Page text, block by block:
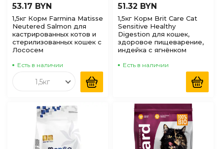
53.17 BYN
1,5кг Корм Farmina Matisse
Neutered Salmon для
кастрированных котов и
стерилизованных кошек с
Лососем
Есть в наличии
1,5кг
51.32 BYN
1,5кг Корм Brit Care Cat
Sensitive Healthy
Digestion для кошек,
здоровое пищеварение,
индейка с ягнёнком
Есть в наличии